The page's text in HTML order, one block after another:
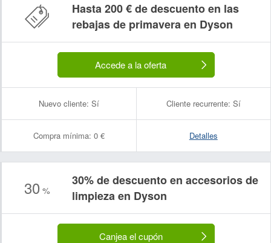
Hasta 200 € de descuento en las
rebajas de primavera en Dyson
Accede a la oferta
Nuevo cliente: Sí Cliente recurrente: Sí
Compra mínima: 0 € Detalles
30 %
30% de descuento en accesorios de
limpieza en Dyson
Canjea el cupón